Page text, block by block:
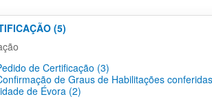
(5)
de Certificação​ (3)
de Graus de Habilitações
de Évora (2)